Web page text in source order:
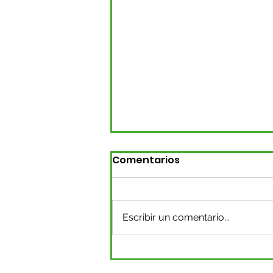
Comentarios
Escribir un comentario...